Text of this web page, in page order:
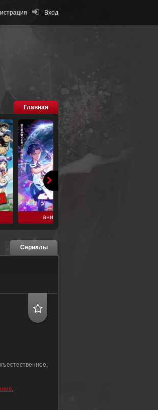
Вход
Главная
аниме
Сериалы
,